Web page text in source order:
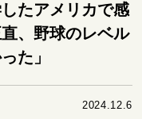
挫折からの再起
たアメリカで感
、野球のレベル
た」
2024.12.6